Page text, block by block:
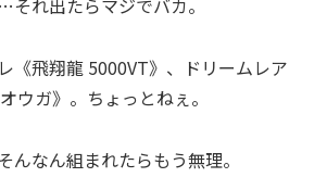
れ出たらマジでバカ。
《飛翔龍 5000VT》、ドリームレア
ウガ》。ちょっとねぇ。
んなん組まれたらもう無理。